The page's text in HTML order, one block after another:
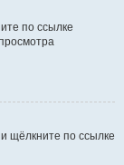
по ссылке
щёлкните по ссылке